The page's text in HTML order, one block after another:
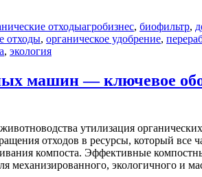
отходыагробизнес, биофильтр,
отходы, органическое удобрение,
, экология
машин — ключевое
утилизация
отходов в ресурсы, который все
компоста. Эффективные
механизированного, экологичного и